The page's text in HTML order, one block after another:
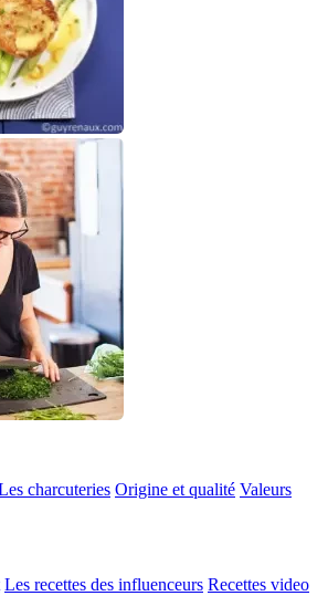
charcuteries Origine et qualité Valeurs
Les recettes des influenceurs Recettes video